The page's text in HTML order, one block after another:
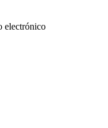
electrónico